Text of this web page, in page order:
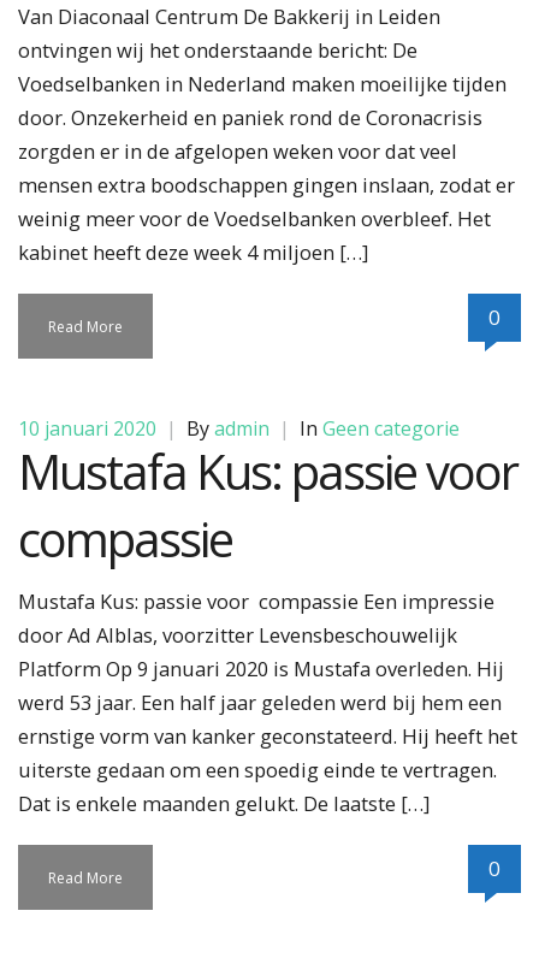
Van Diaconaal Centrum De Bakkerij in Leiden
ontvingen wij het onderstaande bericht: De
Voedselbanken in Nederland maken moeilijke tijden
door. Onzekerheid en paniek rond de Coronacrisis
zorgden er in de afgelopen weken voor dat veel
mensen extra boodschappen gingen inslaan, zodat er
weinig meer voor de Voedselbanken overbleef. Het
kabinet heeft deze week 4 miljoen […]
Read More 0
10 januari 2020 | Byadmin | In Geen categorie
Mustafa Kus: passie voor
compassie
Mustafa Kus: passie voor compassie Een impressie
door Ad Alblas, voorzitter Levensbeschouwelijk
Platform Op 9 januari 2020 is Mustafa overleden. Hij
werd 53 jaar. Een half jaar geleden werd bij hem een
ernstige vorm van kanker geconstateerd. Hij heeft het
uiterste gedaan om een spoedig einde te vertragen.
Dat is enkele maanden gelukt. De laatste […]
Read More 0